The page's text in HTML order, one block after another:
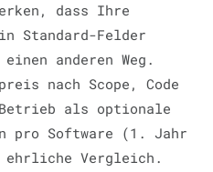
dass Ihre
Standard-Felder
anderen Weg.
nach Scope, Code
als optionale
pro Software (1. Jahr
Vergleich.